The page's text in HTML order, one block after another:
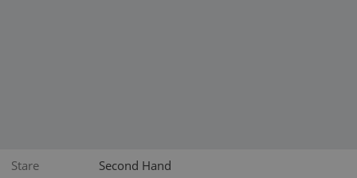
Stare
Second Hand